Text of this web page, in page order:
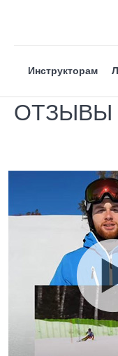
Инструкторам
ОТЗЫВЫ